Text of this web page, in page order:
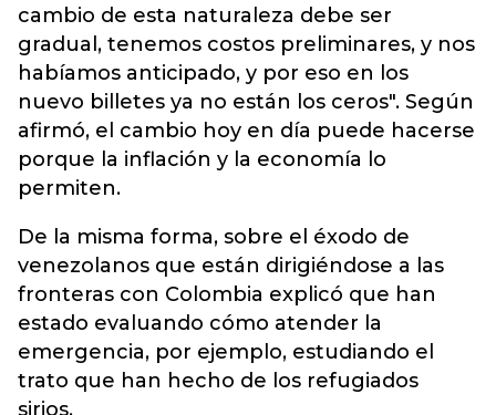
cambio de esta naturaleza debe ser
gradual, tenemos costos preliminares, y nos
habíamos anticipado, y por eso en los
nuevo billetes ya no están los ceros". Según
afirmó, el cambio hoy en día puede hacerse
porque la inflación y la economía lo
permiten.
De la misma forma, sobre el éxodo de
venezolanos que están dirigiéndose a las
fronteras con Colombia explicó que han
estado evaluando cómo atender la
emergencia, por ejemplo, estudiando el
trato que han hecho de los refugiados
sirios.